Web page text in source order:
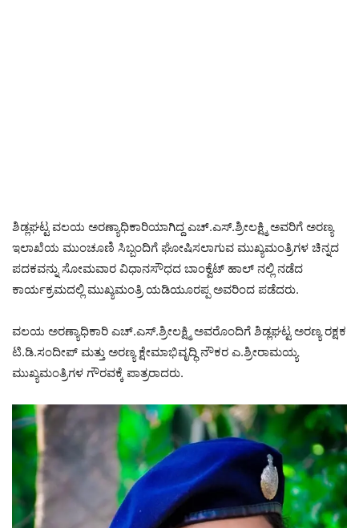
ಶಿಡ್ಲಘಟ್ಟ ವಲಯ ಅರಣ್ಯಾಧಿಕಾರಿಯಾಗಿದ್ದ ಎಚ್.ಎಸ್.ಶ್ರೀಲಕ್ಷ್ಮಿ ಅವರಿಗೆ ಅರಣ್ಯ
ಇಲಾಖೆಯ ಮುಂಚೂಣಿ ಸಿಬ್ಬಂದಿಗೆ ಘೋಷಿಸಲಾಗುವ ಮುಖ್ಯಮಂತ್ರಿಗಳ‌ ಚಿನ್ನದ
ಪದಕವನ್ನು ಸೋಮವಾರ ವಿಧಾನಸೌಧದ ಬಾಂಕ್ವೆಟ್ ಹಾಲ್ ನಲ್ಲಿ ನಡೆದ
ಕಾರ್ಯಕ್ರಮದಲ್ಲಿ ಮುಖ್ಯಮಂತ್ರಿ ಯಡಿಯೂರಪ್ಪ ಅವರಿಂದ ಪಡೆದರು.
ವಲಯ ಅರಣ್ಯಾಧಿಕಾರಿ ಎಚ್.ಎಸ್.ಶ್ರೀಲಕ್ಷ್ಮಿ ಅವರೊಂದಿಗೆ ಶಿಡ್ಲಘಟ್ಟ ಅರಣ್ಯ ರಕ್ಷಕ
ಟಿ.ಡಿ.ಸಂದೀಪ್ ಮತ್ತು ಅರಣ್ಯ ಕ್ಷೇಮಾಭಿವೃದ್ಧಿ ನೌಕರ ಎ.ಶ್ರೀರಾಮಯ್ಯ
ಮುಖ್ಯಮಂತ್ರಿಗಳ ಗೌರವಕ್ಕೆ ಪಾತ್ರರಾದರು.